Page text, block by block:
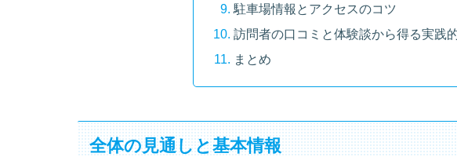
駐車場情報とアクセスのコツ
訪問者の口コミと体験談から得る実践
まとめ
全体の見通しと基本情報